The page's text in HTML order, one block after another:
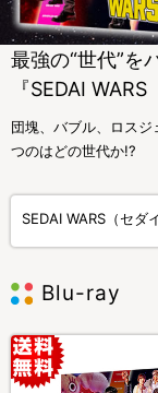
最強の“世代”を
『SEDAI
団塊、バブル、ロス
つのはどの世代か!?
SEDAI WARS（セダ
Blu-ray